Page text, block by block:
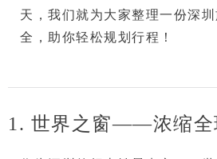
天，我们就为大家整理一份深
全 ，助你轻松规划行程！
1. 世界之窗——浓缩全